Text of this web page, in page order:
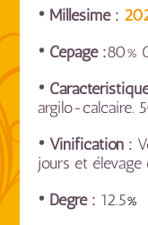
• Millésime :
• Cépage :80%
•
argilo-calcaire.
• Vinification :
jours et
• Degré : 12.5%